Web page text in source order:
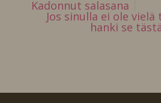
Kadonnut salasana
Jos sinulla ei ole vielä
hanki se